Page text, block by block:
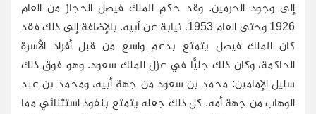
إلى وجود الحرمين. وقد حكم الملك فيصل الحجاز من العام
1926 وحتى العام 1953، نيابة عن أبيه. بالإضافة إلى ذلك فقد
كان الملك فيصل يتمتع بدعم واسع من قبل أفراد الأسرة
الحاكمة، وكان ذلك جليًّا في عزل الملك سعود. وهو فوق ذلك
سليل الإمامين: محمد بن سعود من جهة أبيه، ومحمد بن عبد
الوهاب من جهة أمه. كل ذلك جعله يتمتع بنفوذ استثنائي مما